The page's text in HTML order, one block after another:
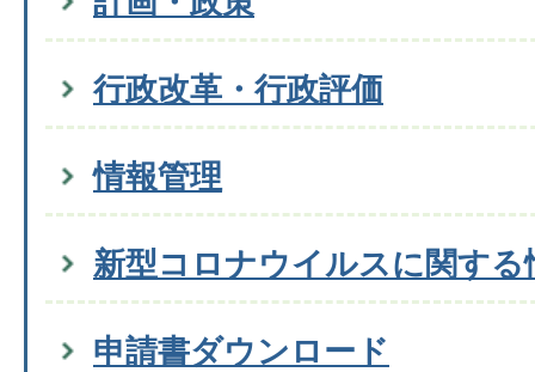
行政改革・行政評価
情報管理
新型コロナウイルスに関する
申請書ダウンロード